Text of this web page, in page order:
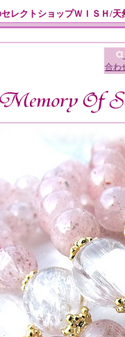
レクトショップＷＩＳＨ/
合わ